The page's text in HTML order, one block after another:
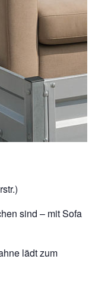
sind – mit Sofa
lädt zum